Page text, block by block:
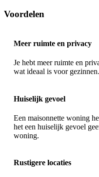
Voordelen
Meer ruimte en privacy
Je hebt meer ruimte en
wat ideaal is voor gezinnen.
Huiselijk gevoel
Een maisonnette woning
het een huiselijk gevoel
woning.
Rustigere locaties